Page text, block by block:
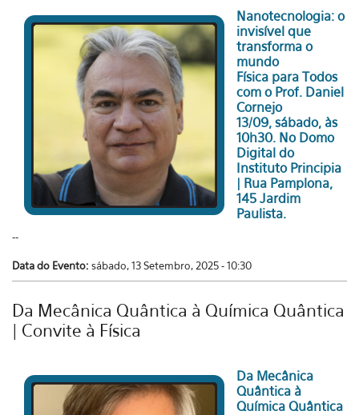
Nanotecnologia: o
invisível que
transforma o
mundo
Física para Todos
com o Prof. Daniel
Cornejo
13/09, sábado, às
10h30. No Domo
Digital do
Instituto Principia
| Rua Pamplona,
145 Jardim
Paulista.
--
Data do Evento: sábado, 13 Setembro, 2025 - 10:30
Da Mecânica Quântica à Química Quântica
| Convite à Física
Da Mecânica
Quântica à
Química Quântica